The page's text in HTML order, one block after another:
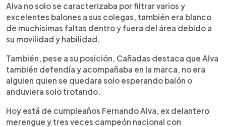
Alva no solo se caracterizaba por filtrar varios y
excelentes balones a sus colegas, también era blanco
de muchísimas faltas dentro y fuera del área debido a
su movilidad y habilidad.
También, pese a su posición, Cañadas destaca que Alva
también defendía y acompañaba en la marca, no era
alguien quien se quedara solo esperando balón o
anduviera solo trotando.
Hoy está de cumpleaños Fernando Alva, ex delantero
merengue y tres veces campeón nacional con